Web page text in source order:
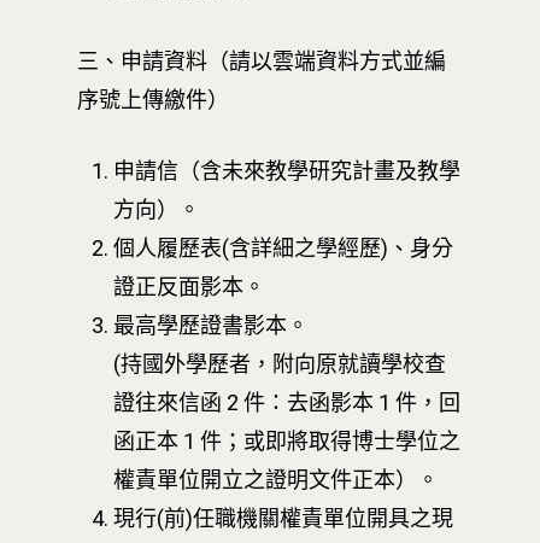
三、申請資料（請以雲端資料方式並編
序號上傳繳件）
申請信（含未來教學研究計畫及教學
方向）。
個人履歷表(含詳細之學經歷)、身分
證正反面影本。
最高學歷證書影本。
(持國外學歷者，附向原就讀學校查
證往來信函 2 件：去函影本 1 件，回
函正本 1 件；或即將取得博士學位之
權責單位開立之證明文件正本）。
現行(前)任職機關權責單位開具之現